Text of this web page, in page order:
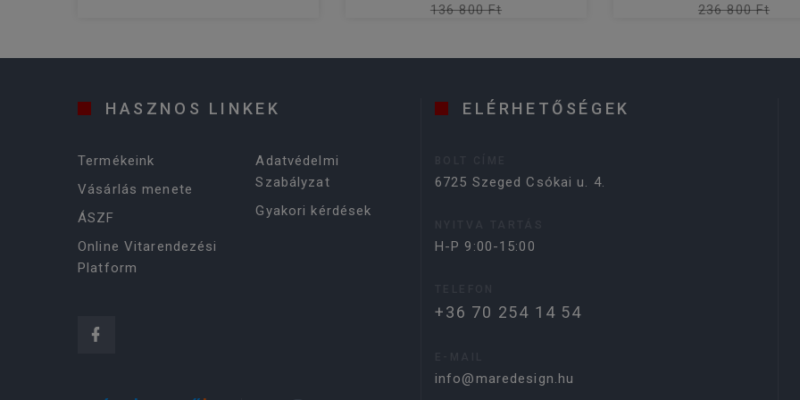
136 800 Ft
236 800 Ft
HASZNOS LINKEK
Termékeink
Vásárlás menete
ÁSZF
Online Vitarendezési
Platform
Adatvédelmi
Szabályzat
Gyakori kérdések
ELÉRHETŐSÉGEK
6725 Szeged Csókai u. 4.
H-P 9:00-15:00
+36 70 254 14 54
info@maredesign.hu